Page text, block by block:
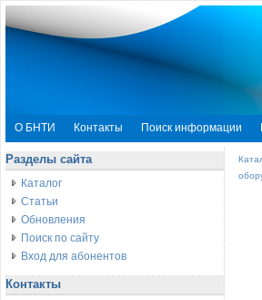
О БНТИ Контакты Поиск информации
Разделы сайта
Каталог
Статьи
Обновления
Поиск по сайту
Вход для абонентов
Контакты